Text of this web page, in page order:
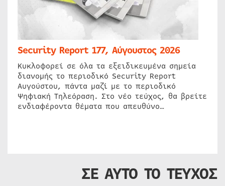
Security Report 177, Αύγουστος 2026
Κυκλοφορεί σε όλα τα εξειδικευμένα σημεία
διανομής το περιοδικό Security Report
Αυγούστου, πάντα μαζί με το περιοδικό
Ψηφιακή Τηλεόραση. Στο νέο τεύχος, θα βρείτε
ενδιαφέροντα θέματα που απευθύνο…
ΣΕ ΑΥΤΟ ΤΟ ΤΕΥΧΟΣ